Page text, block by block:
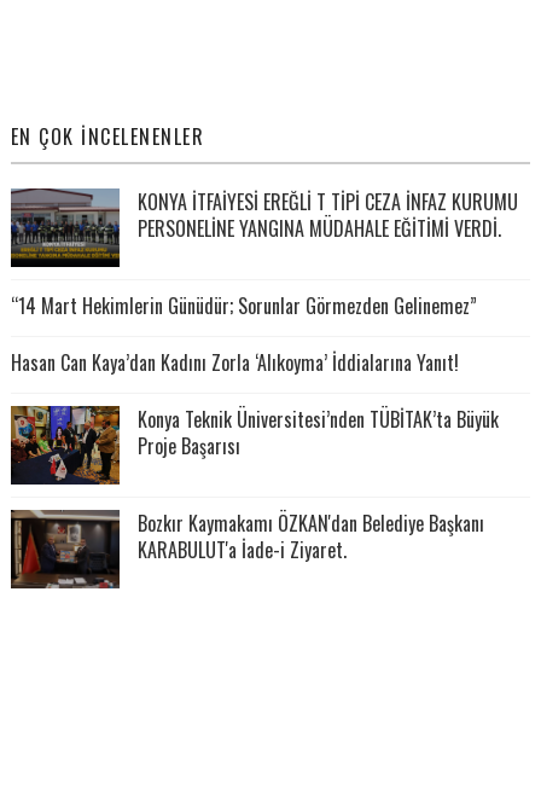
EN ÇOK İNCELENENLER
KONYA İTFAİYESİ EREĞLİ T TİPİ CEZA İNFAZ KURUMU
PERSONELİNE YANGINA MÜDAHALE EĞİTİMİ VERDİ.
“14 Mart Hekimlerin Günüdür; Sorunlar Görmezden Gelinemez”
Hasan Can Kaya’dan Kadını Zorla ‘Alıkoyma’ İddialarına Yanıt!
Konya Teknik Üniversitesi’nden TÜBİTAK’ta Büyük
Proje Başarısı
Bozkır Kaymakamı ÖZKAN'dan Belediye Başkanı
KARABULUT'a İade-i Ziyaret.